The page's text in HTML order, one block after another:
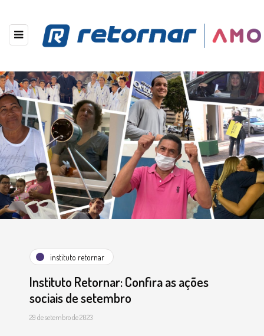
instituto retornar
Instituto Retornar: Confira as ações
sociais de setembro
29 de setembro de 2023